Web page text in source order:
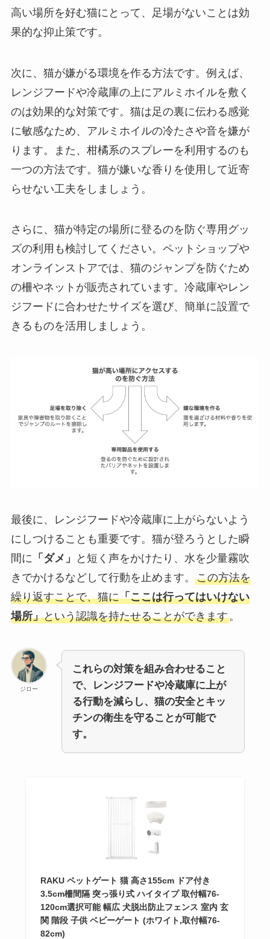
高い場所を好む猫にとって、足場がないことは効
果的な抑止策です。
次に、猫が嫌がる環境を作る方法です。例えば、
レンジフードや冷蔵庫の上にアルミホイルを敷く
のは効果的な対策です。猫は足の裏に伝わる感覚
に敏感なため、アルミホイルの冷たさや音を嫌が
ります。また、柑橘系のスプレーを利用するのも
一つの方法です。猫が嫌いな香りを使用して近寄
らせない工夫をしましょう。
さらに、猫が特定の場所に登るのを防ぐ専用グッ
ズの利用も検討してください。ペットショップや
オンラインストアでは、猫のジャンプを防ぐため
の柵やネットが販売されています。冷蔵庫やレン
ジフードに合わせたサイズを選び、簡単に設置で
きるものを活用しましょう。
最後に、レンジフードや冷蔵庫に上がらないよう
にしつけることも重要です。猫が登ろうとした瞬
間に 「ダメ」
と短く声をかけたり、水を少量霧吹
きでかけるなどして行動を止めます。 この方法を
繰り返すことで、猫に「ここは行ってはいけない
場所」という認識を持たせることができます。
ジロー
これらの対策を組み合わせること
で、レンジフードや冷蔵庫に上が
る行動を減らし、猫の安全とキッ
チンの衛生を守ることが可能で
す。
RAKU ペットゲート 猫 高さ155cm ドア付き
3.5cm柵間隔 突っ張り式 ハイタイプ 取付幅76-
120cm選択可能 幅広 犬脱出防止フェンス 室内 玄
関 階段 子供 ベビーゲート (ホワイト,取付幅76-
82cm)